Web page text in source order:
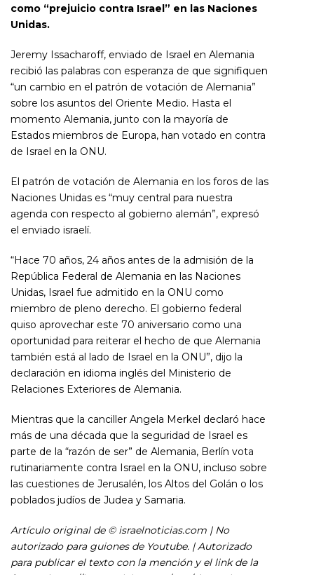
como “prejuicio contra Israel” en las Naciones
Unidas.
Jeremy Issacharoff, enviado de Israel en Alemania
recibió las palabras con esperanza de que signifiquen
“un cambio en el patrón de votación de Alemania”
sobre los asuntos del Oriente Medio. Hasta el
momento Alemania, junto con la mayoría de
Estados miembros de Europa, han votado en contra
de Israel en la ONU.
El patrón de votación de Alemania en los foros de las
Naciones Unidas es “muy central para nuestra
agenda con respecto al gobierno alemán”, expresó
el enviado israelí.
“Hace 70 años, 24 años antes de la admisión de la
República Federal de Alemania en las Naciones
Unidas, Israel fue admitido en la ONU como
miembro de pleno derecho. El gobierno federal
quiso aprovechar este 70 aniversario como una
oportunidad para reiterar el hecho de que Alemania
también está al lado de Israel en la ONU”, dijo la
declaración en idioma inglés del Ministerio de
Relaciones Exteriores de Alemania.
Mientras que la canciller Angela Merkel declaró hace
más de una década que la seguridad de Israel es
parte de la “razón de ser” de Alemania, Berlín vota
rutinariamente contra Israel en la ONU, incluso sobre
las cuestiones de Jerusalén, los Altos del Golán o los
poblados judíos de Judea y Samaria.
Artículo original de © israelnoticias.com | No
autorizado para guiones de Youtube. | Autorizado
para publicar el texto con la mención y el link de la